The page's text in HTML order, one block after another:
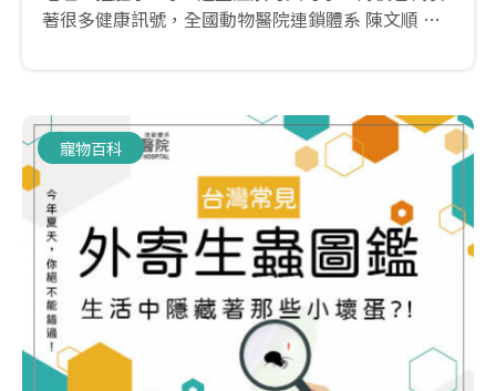
著很多健康訊號，全國動物醫院連鎖體系 陳文順 獸
寵物百科